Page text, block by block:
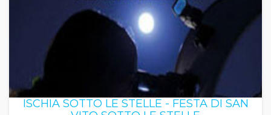
ISCHIA SOTTO LE STELLE - FESTA DI SAN